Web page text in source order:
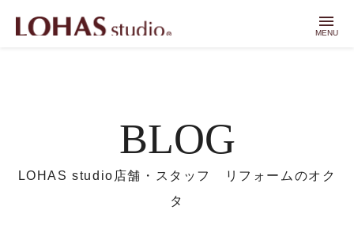
menu
MENU
BLOG
LOHAS studio店舗・スタッフ リフォームのオク
タ